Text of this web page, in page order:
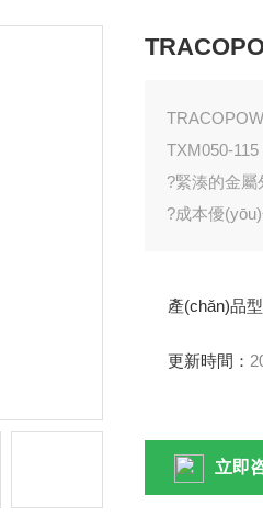
TXM050-
?緊湊的金屬
?成本優
?螺釘端子塊
產(chǎn)品
更新時間：
立即